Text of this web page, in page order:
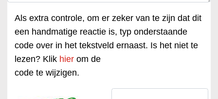
Als extra controle, om er zeker van te zijn dat dit
een handmatige reactie is, typ onderstaande
code over in het tekstveld ernaast. Is het niet te
lezen? Klik hier om de
code te wijzigen.